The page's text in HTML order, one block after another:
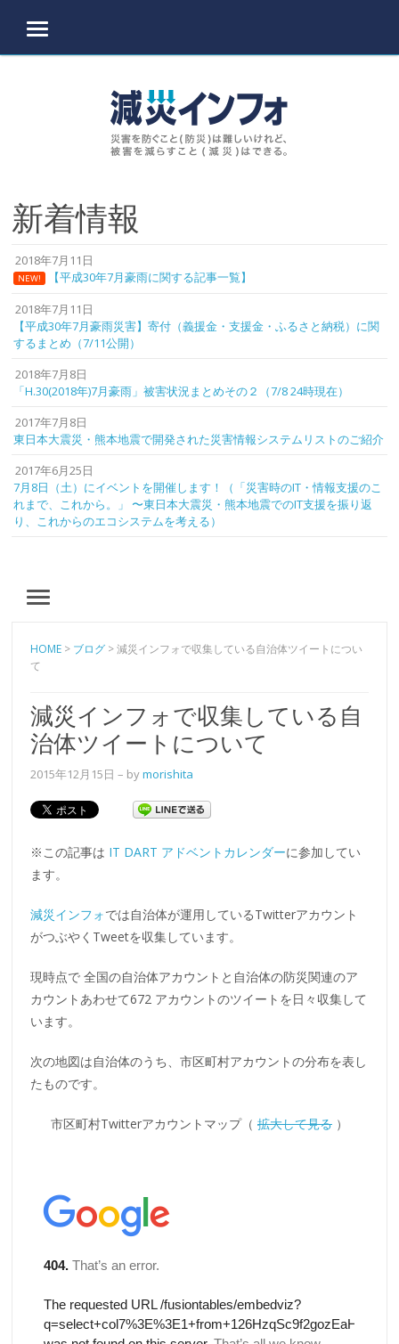
MENU
新着情報
2018年7月11日
NEW! 【平成30年7月豪雨に関する記事一覧】
2018年7月11日
【平成30年7月豪雨災害】寄付（義援金・支援金・ふるさと納税）に関
するまとめ（7/11公開）
2018年7月8日
「H.30(2018年)7月豪雨」被害状況まとめその２（7/8 24時現在）
2017年7月8日
東日本大震災・熊本地震で開発された災害情報システムリストのご紹介
2017年6月25日
7月8日（土）にイベントを開催します！（「災害時のIT・情報支援のこ
れまで、これから。」 〜東日本大震災・熊本地震でのIT支援を振り返
り、これからのエコシステムを考える）
MENU
HOME > ブログ >減災インフォで収集している自治体ツイートについ
て
減災インフォで収集している自
治体ツイートについて
2015年12月15日 – bymorishita
※この記事は IT DART アドベントカレンダーに参加してい
ます。
減災インフォでは自治体が運用しているTwitterアカウント
がつぶやくTweetを収集しています。
現時点で 全国の自治体アカウントと自治体の防災関連のア
カウントあわせて672 アカウントのツイートを日々収集して
います。
次の地図は自治体のうち、市区町村アカウントの分布を表し
たものです。
市区町村Twitterアカウントマップ（ 拡大して見る ）